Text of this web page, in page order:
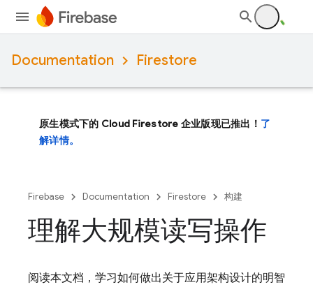
Documentation Firestore
原生模式下的 Cloud Firestore 企业版现已推出！ 了
解详情。
Firebase Documentation Firestore 构建
理解大规模读写操作
阅读本文档，学习如何做出关于应用架构设计的明智